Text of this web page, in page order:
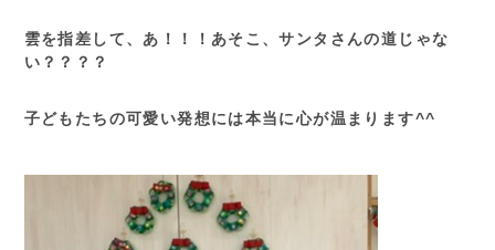
雲を指差して、あ！！！あそこ、サンタさんの道じゃな
い？？？？
子どもたちの可愛い発想には本当に心が温まります^^